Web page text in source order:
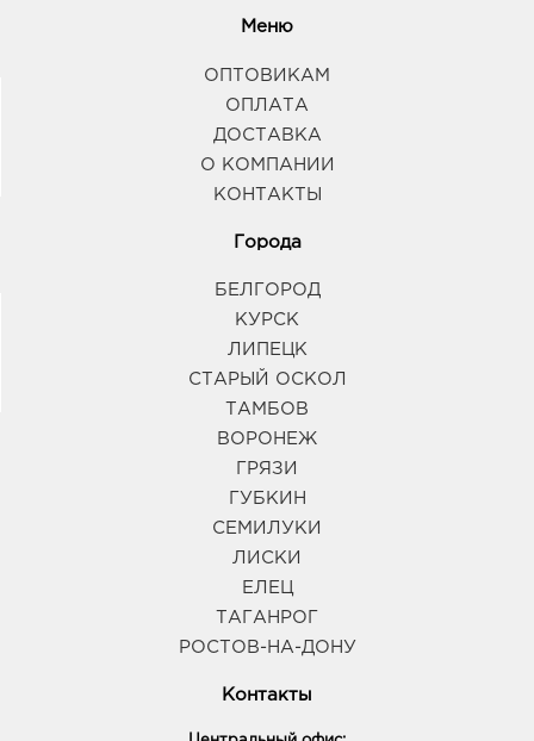
Меню
ОПТОВИКАМ
ОПЛАТА
ДОСТАВКА
О КОМПАНИИ
КОНТАКТЫ
Города
БЕЛГОРОД
КУРСК
ЛИПЕЦК
СТАРЫЙ ОСКОЛ
ТАМБОВ
ВОРОНЕЖ
ГРЯЗИ
ГУБКИН
СЕМИЛУКИ
ЛИСКИ
ЕЛЕЦ
ТАГАНРОГ
РОСТОВ-НА-ДОНУ
Контакты